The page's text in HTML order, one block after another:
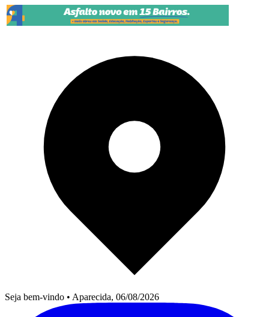
Pular para o conteúdo
Seja bem-vindo • Aparecida, 06/08/2026